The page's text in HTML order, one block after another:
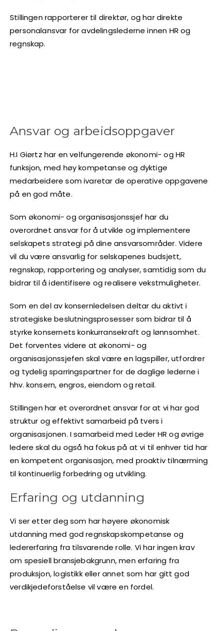
Stillingen rapporterer til direktør, og har direkte
personalansvar for avdelingslederne innen HR og
regnskap.
Ansvar og arbeidsoppgaver
H.I Giørtz har en velfungerende økonomi- og HR
funksjon, med høy kompetanse og dyktige
medarbeidere som ivaretar de operative oppgavene
på en god måte.
Som økonomi- og organisasjonssjef har du
overordnet ansvar for å utvikle og implementere
selskapets strategi på dine ansvarsområder. Videre
vil du være ansvarlig for selskapenes budsjett,
regnskap, rapportering og analyser, samtidig som du
bidrar til å identifisere og realisere vekstmuligheter.
Som en del av konsernledelsen deltar du aktivt i
strategiske beslutningsprosesser som bidrar til å
styrke konsernets konkurransekraft og lønnsomhet.
Det forventes videre at økonomi- og
organisasjonssjefen skal være en lagspiller, utfordrer
og tydelig sparringspartner for de daglige lederne i
hhv. konsern, engros, eiendom og retail.
Stillingen har et overordnet ansvar for at vi har god
struktur og effektivt samarbeid på tvers i
organisasjonen. I samarbeid med Leder HR og øvrige
ledere skal du også ha fokus på at vi til enhver tid har
en kompetent organisasjon, med proaktiv tilnærming
til kontinuerlig forbedring og utvikling.
Erfaring og utdanning
Vi ser etter deg som har høyere økonomisk
utdanning med god regnskapskompetanse og
ledererfaring fra tilsvarende rolle. Vi har ingen krav
om spesiell bransjebakgrunn, men erfaring fra
produksjon, logistikk eller annet som har gitt god
verdikjedeforståelse vil være en fordel.